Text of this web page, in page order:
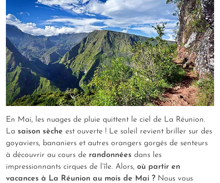
En Mai, les nuages de pluie quittent le ciel de La Réunion.
La saison sèche est ouverte ! Le soleil revient briller sur des
goyaviers, bananiers et autres orangers gorgés de senteurs
à découvrir au cours de randonnées dans les
impressionnants cirques de l’île. Alors, où partir en
vacances à La Réunion au mois de Mai ? Nous vous